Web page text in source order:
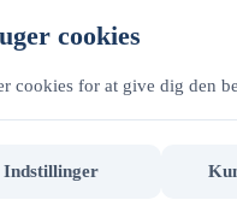
i en stol de er 3 og 1 år.
cookies
cookies for at give dig den
Indstillinger